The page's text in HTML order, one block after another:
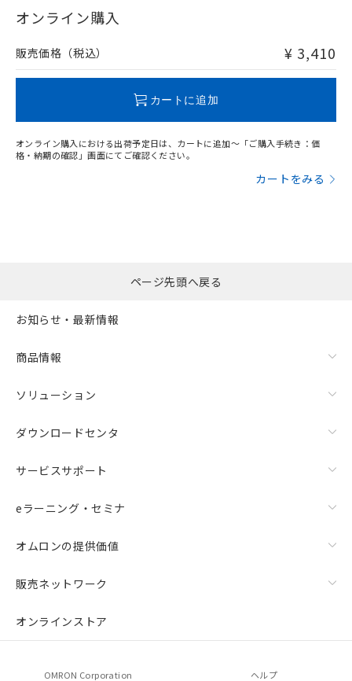
在庫等で未対応品が混在する可能性があります。
問い合わせください。
オンライン購入
販売価格（税込） ¥ 3,410
カートに追加
オンライン購入における出荷予定日は、カートに追加～「ご購入手続き：価
格・納期の確認」画面にてご確認ください。
カートをみる
ページ先頭へ戻る
お知らせ・最新情報
商品情報
ソリューション
ダウンロードセンタ
サービスサポート
eラーニング・セミナ
オムロンの提供価値
販売ネットワーク
オンラインストア
OMRON Corporation ヘルプ